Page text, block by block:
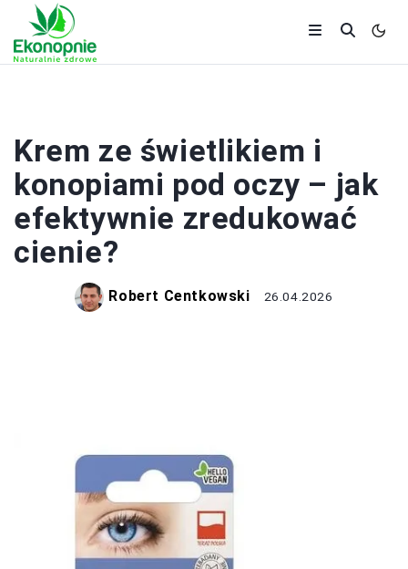
Krem ze świetlikiem i
konopiami pod oczy – jak
efektywnie zredukować
cienie?
Robert Centkowski 26.04.2026